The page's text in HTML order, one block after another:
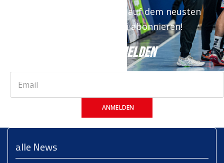
Newsletter bist du immer auf dem neusten
Stand. Jetzt kostenfrei abonnieren!
JETZT ANMELDEN
ANMELDEN
alle News